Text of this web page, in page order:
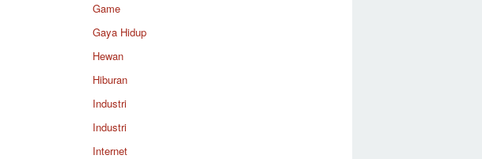
Game
Gaya Hidup
Hewan
Hiburan
Industri
Industri
Internet